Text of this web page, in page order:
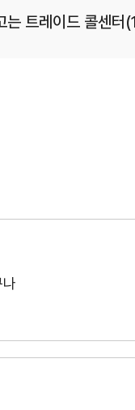
트레이드 콜센